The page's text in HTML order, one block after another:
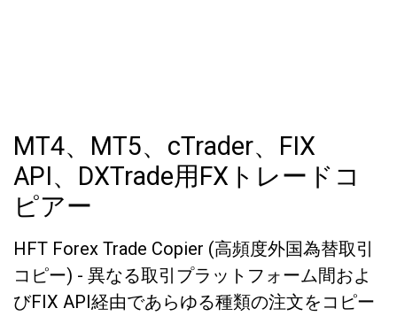
MT4、MT5、cTrader、FIX
API、DXTrade用FXトレードコ
ピアー
HFT Forex Trade Copier (高頻度外国為替取引
コピー) - 異なる取引プラットフォーム間およ
びFIX API経由であらゆる種類の注文をコピー